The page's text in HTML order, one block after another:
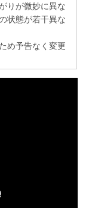
りが微妙に異な
状態が若干異な
め予告なく変更